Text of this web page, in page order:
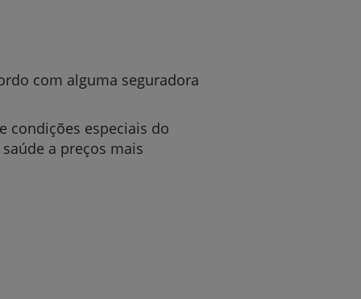
com alguma seguradora
condições especiais do
a preços mais